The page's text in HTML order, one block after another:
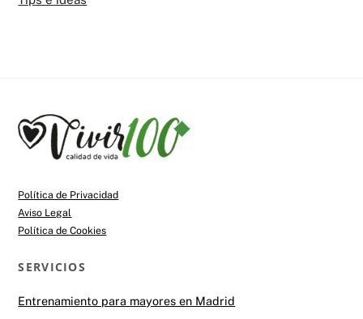
Back
To
Política de Privacidad
Aviso Legal
Política de Cookies
SERVICIOS
Entrenamiento para mayores en Madrid